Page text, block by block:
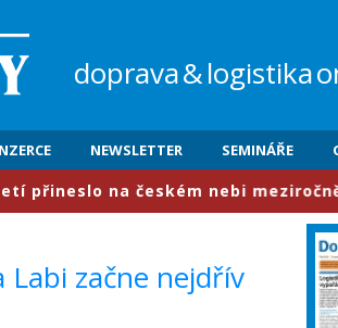
doprava&logistika
NEWSLETTER SEMINÁŘE
na českém nebi meziročně
Labi začne nejdřív